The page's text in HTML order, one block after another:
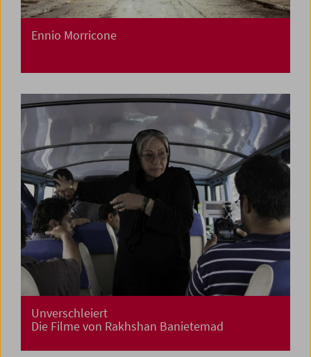
Ennio Morricone
Unverschleiert
Die Filme von Rakhshan Banietemad